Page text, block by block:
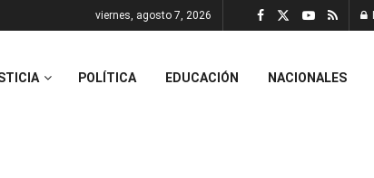
viernes, agosto 7, 2026
POLÍTICA EDUCACIÓN NACIONALES